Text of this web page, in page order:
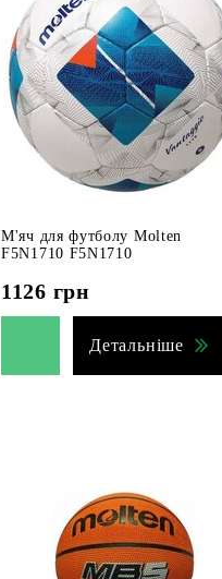
М'яч для футболу Molten
F5N1710 F5N1710
1126 грн
Детальніше